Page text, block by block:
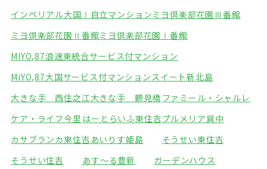
インペリアル大国Ⅰ自立マンションミヨ倶楽部花園Ⅲ番館
ミヨ倶楽部花園Ⅱ番館ミヨ倶楽部花園Ⅰ番館
MIYO,87浪速東統合サービス付マンション
MiYO,87大国サービス付マンションスイート新北島
大きな手 西住之江大きな手 鶴見橋 ファミール・シャルレ
ケア・ライフ今里 はーとらいふ東住吉プルメリア巽中
カサブランカ東住吉 あいりす姫島
そうせい東住吉
そうせい住吉
あす～る豊新
ガーデンハウス